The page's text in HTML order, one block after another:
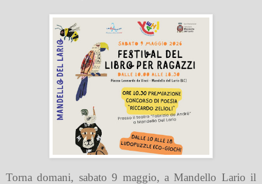
Torna domani, sabato 9 maggio, a Mandello Lario il